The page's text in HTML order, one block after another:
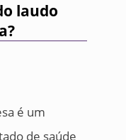
laudo
é um
de saúde